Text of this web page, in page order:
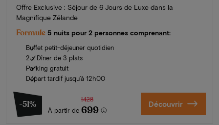
Offre Exclusive : Séjour de 6 Jours de Luxe dans la
Magnifique Zélande
Formule 5 nuits pour 2 personnes comprenant:
Buffet petit-déjeuner quotidien
2 x Dîner de 3 plats
Parking gratuit
Départ tardif jusqu’à 12h00
-51%
À partir de
1428
699 Découvrir